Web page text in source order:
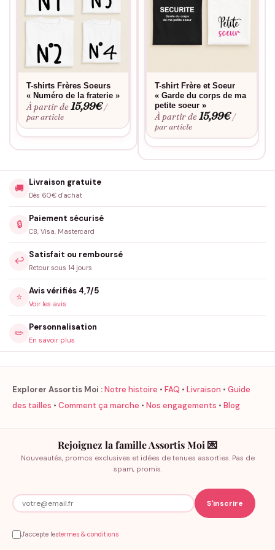
T-shirts Frères Soeurs
« Numéro de la fraterie »
À partir de15,99€ /
par article
T-shirt Frère et Soeur
« Garde du corps de ma
petite soeur »
À partir de15,99€ /
par article
🚚
Livraison gratuite
Dès 60€ d'achat
🔒
Paiement sécurisé
CB, Visa, Mastercard
↩️
Satisfait ou remboursé
Retour sous 14 jours
⭐
Avis vérifiés 4,7/5
Voir les avis
✏️
Personnalisation
En savoir plus
Explorer Assortis Moi :Notre histoire • FAQ • Livraison • Guide
des tailles • Comment ça marche • Nos engagements • Blog
Rejoignez la famille Assortis Moi 💌
Nouveautés, promos exclusives et idées de tenues assorties. Pas de
spam, promis.
J'accepte lestermes & conditions